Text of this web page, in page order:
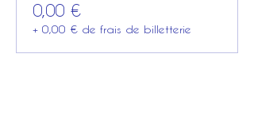
0,00 €
+ 0,00 € de frais de billetterie